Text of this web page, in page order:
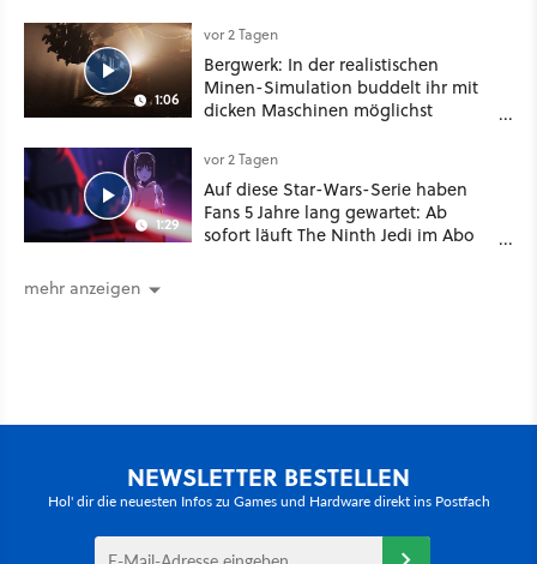
1:06
vor 2 Tagen
Bergwerk: In der realistischen
Minen-Simulation buddelt ihr mit
dicken Maschinen möglichst
1:29
vor 2 Tagen
Auf diese Star-Wars-Serie haben
Fans 5 Jahre lang gewartet: Ab
sofort läuft The Ninth Jedi im Abo
mehr anzeigen
NEWSLETTER BESTELLEN
Hol' dir die neuesten Infos zu Games und Hardware direkt ins Postfach